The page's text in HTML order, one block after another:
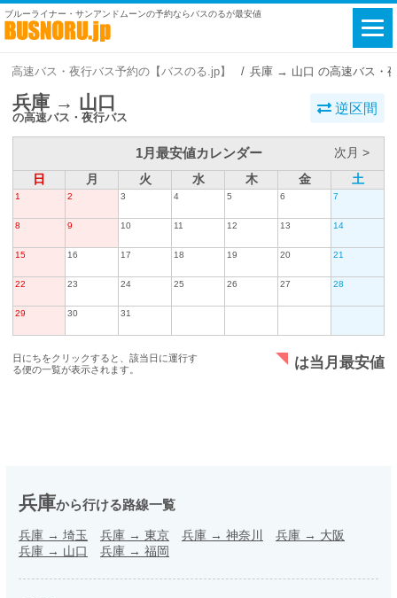
ブルーライナー・サンアンドムーンの予約ならバスのるが最安値
高速バス・夜行バス予約の【バスのる.jp】 兵庫 → 山口 の高速バス・
兵庫 → 山口
の高速バス・夜行バス
逆区間
1月最安値カレンダー
次月 >
日
月 火 水 木 金 土
1 2 3 4 5 6 7
8 9 10 11 12 13 14
15 16 17 18 19 20 21
22 23 24 25 26 27 28
29 30 31
日にちをクリックすると、該当日に運行す
る便の一覧が表示されます。
は当月最安値
兵庫から行ける路線一覧
兵庫 → 埼玉 兵庫 → 東京 兵庫 → 神奈川 兵庫 → 大阪
兵庫 → 山口 兵庫 → 福岡